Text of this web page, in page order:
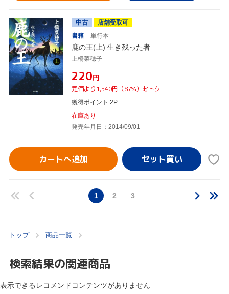
中古
店舗受取可
書籍
単行本
鹿の王(上) 生き残った者
上橋菜穂子
¥220円
定価より1,540円（87%）おトク
獲得ポイント 2P
在庫あり
発売年月日：2014/09/01
カートへ追加
1 2 3
トップ 商品一覧
検索結果の関連商品
表示できるレコメンドコンテンツがありません